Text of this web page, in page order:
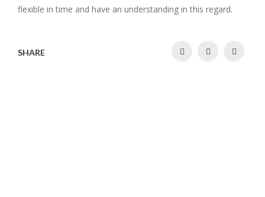
flexible in time and have an understanding in this regard.
SHARE